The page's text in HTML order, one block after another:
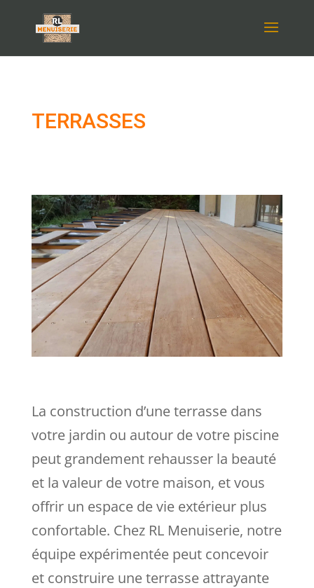
TERRASSES
La construction d’une terrasse dans
votre jardin ou autour de votre piscine
peut grandement rehausser la beauté
et la valeur de votre maison, et vous
offrir un espace de vie extérieur plus
confortable. Chez RL Menuiserie, notre
équipe expérimentée peut concevoir
et construire une terrasse attrayante